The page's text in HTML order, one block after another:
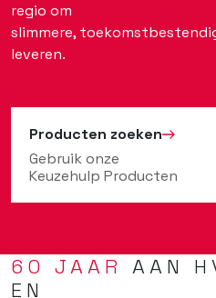
regio om
slimmere,
leveren.
Producten zoeken
Gebruik onze
Keuzehulp Producten
60 JAAR
AAN
EN